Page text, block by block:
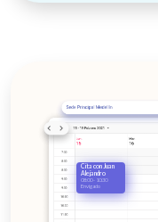
Cita con Juan
Alejandro
08:00 - 10:30
Envigado